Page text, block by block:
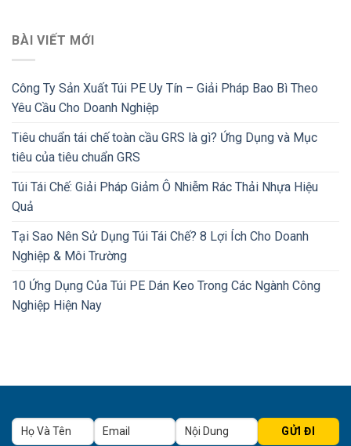
BÀI VIẾT MỚI
Công Ty Sản Xuất Túi PE Uy Tín – Giải Pháp Bao Bì Theo
Yêu Cầu Cho Doanh Nghiệp
Tiêu chuẩn tái chế toàn cầu GRS là gì? Ứng Dụng và Mục
tiêu của tiêu chuẩn GRS
Túi Tái Chế: Giải Pháp Giảm Ô Nhiễm Rác Thải Nhựa Hiệu
Quả
Tại Sao Nên Sử Dụng Túi Tái Chế? 8 Lợi Ích Cho Doanh
Nghiệp & Môi Trường
10 Ứng Dụng Của Túi PE Dán Keo Trong Các Ngành Công
Nghiệp Hiện Nay